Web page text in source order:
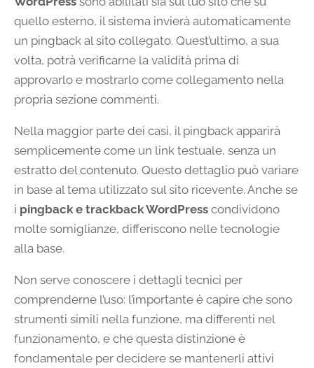
quello esterno, il sistema invierà automaticamente
un pingback al sito collegato. Quest’ultimo, a sua
volta, potrà verificarne la validità prima di
approvarlo e mostrarlo come collegamento nella
propria sezione commenti.
Nella maggior parte dei casi, il pingback apparirà
semplicemente come un link testuale, senza un
estratto del contenuto. Questo dettaglio può variare
in base al tema utilizzato sul sito ricevente. Anche se
i pingback e trackback WordPress condividono
molte somiglianze, differiscono nelle tecnologie
alla base.
Non serve conoscere i dettagli tecnici per
comprenderne l’uso: l’importante è capire che sono
strumenti simili nella funzione, ma differenti nel
funzionamento, e che questa distinzione è
fondamentale per decidere se mantenerli attivi